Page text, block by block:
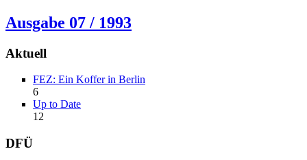
Ausgabe 07 / 1993
Aktuell
FEZ: Ein Koffer in Berlin
6
Up to Date
12
DFÜ